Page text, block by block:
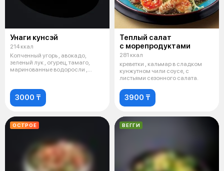
Унаги кунсэй
214 ккал
Копченный угорь , авокадо,
зеленый лук , огурец, тамаго,
маринованные водоросли ,
3000 ₸
Теплый салат
с морепродуктами
281 ккал
креветки , кальмар в сладком
кунжутном чили соусе, с
листьями сезонного салата.
3900 ₸
ОСТРОЕ ВЕГГИ